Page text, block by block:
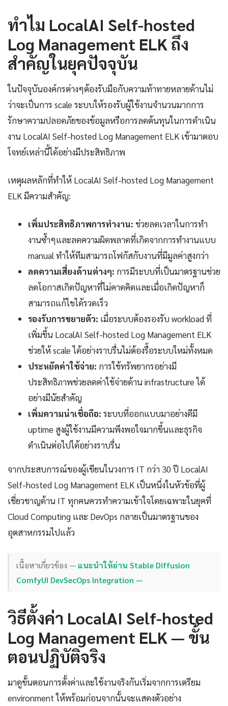
ทำไม LocalAI Self-hosted
Log Management ELK ถึง
สำคัญในยุคปัจจุบัน
ในปัจจุบันองค์กรต่างๆต้องรับมือกับความท้าทายหลายด้านไม่
ว่าจะเป็นการ scale ระบบให้รองรับผู้ใช้งานจำนวนมากการ
รักษาความปลอดภัยของข้อมูลหรือการลดต้นทุนในการดำเนิน
งาน LocalAI Self-hosted Log Management ELK เข้ามาตอบ
โจทย์เหล่านี้ได้อย่างมีประสิทธิภาพ
เหตุผลหลักที่ทำให้ LocalAI Self-hosted Log Management
ELK มีความสำคัญ:
เพิ่มประสิทธิภาพการทำงาน: ช่วยลดเวลาในการทำ
งานซ้ำๆและลดความผิดพลาดที่เกิดจากการทำงานแบบ
manual ทำให้ทีมสามารถโฟกัสกับงานที่มีมูลค่าสูงกว่า
ลดความเสี่ยงด้านต่างๆ: การมีระบบที่เป็นมาตรฐานช่วย
ลดโอกาสเกิดปัญหาที่ไม่คาดคิดและเมื่อเกิดปัญหาก็
สามารถแก้ไขได้รวดเร็ว
รองรับการขยายตัว: เมื่อระบบต้องรองรับ workload ที่
เพิ่มขึ้น LocalAI Self-hosted Log Management ELK
ช่วยให้ scale ได้อย่างราบรื่นไม่ต้องรื้อระบบใหม่ทั้งหมด
ประหยัดค่าใช้จ่าย: การใช้ทรัพยากรอย่างมี
ประสิทธิภาพช่วยลดค่าใช้จ่ายด้าน infrastructure ได้
อย่างมีนัยสำคัญ
เพิ่มความน่าเชื่อถือ: ระบบที่ออกแบบมาอย่างดีมี
uptime สูงผู้ใช้งานมีความพึงพอใจมากขึ้นและธุรกิจ
ดำเนินต่อไปได้อย่างราบรื่น
จากประสบการณ์ของผู้เขียนในวงการ IT กว่า 30 ปี LocalAI
Self-hosted Log Management ELK เป็นหนึ่งในหัวข้อที่ผู้
เชี่ยวชาญด้าน IT ทุกคนควรทำความเข้าใจโดยเฉพาะในยุคที่
Cloud Computing และ DevOps กลายเป็นมาตรฐานของ
อุตสาหกรรมไปแล้ว
เนื้อหาเกี่ยวข้อง — แนะนำให้อ่าน Stable Diffusion
ComfyUI DevSecOps Integration —
วิธีตั้งค่า LocalAI Self-hosted
Log Management ELK — ขั้น
ตอนปฏิบัติจริง
มาดูขั้นตอนการตั้งค่าและใช้งานจริงกันเริ่มจากการเตรียม
environment ให้พร้อมก่อนจากนั้นจะแสดงตัวอย่าง